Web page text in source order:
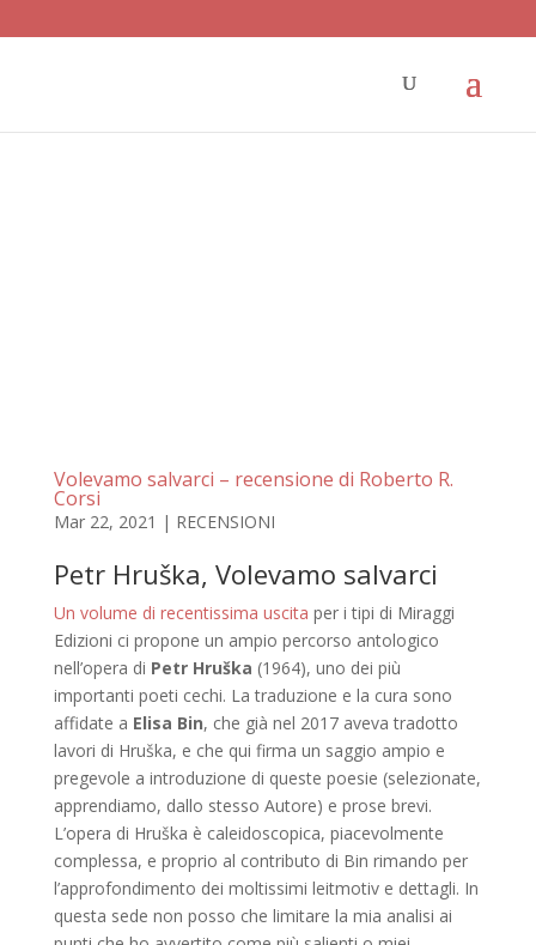
Volevamo salvarci – recensione di Roberto R.
Corsi
Mar 22, 2021 | RECENSIONI
Petr Hruška, Volevamo salvarci
Un volume di recentissima uscita per i tipi di Miraggi
Edizioni ci propone un ampio percorso antologico
nell’opera di Petr Hruška (1964), uno dei più
importanti poeti cechi. La traduzione e la cura sono
affidate a Elisa Bin, che già nel 2017 aveva tradotto
lavori di Hruška, e che qui firma un saggio ampio e
pregevole a introduzione di queste poesie (selezionate,
apprendiamo, dallo stesso Autore) e prose brevi.
L’opera di Hruška è caleidoscopica, piacevolmente
complessa, e proprio al contributo di Bin rimando per
l’approfondimento dei moltissimi leitmotiv e dettagli. In
questa sede non posso che limitare la mia analisi ai